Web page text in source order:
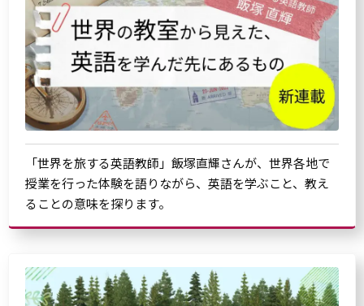
「世界を旅する英語教師」飯塚直輝さんが、世界各地で
授業を行った体験を語りながら、英語を学ぶこと、教え
ることの意味を探ります。